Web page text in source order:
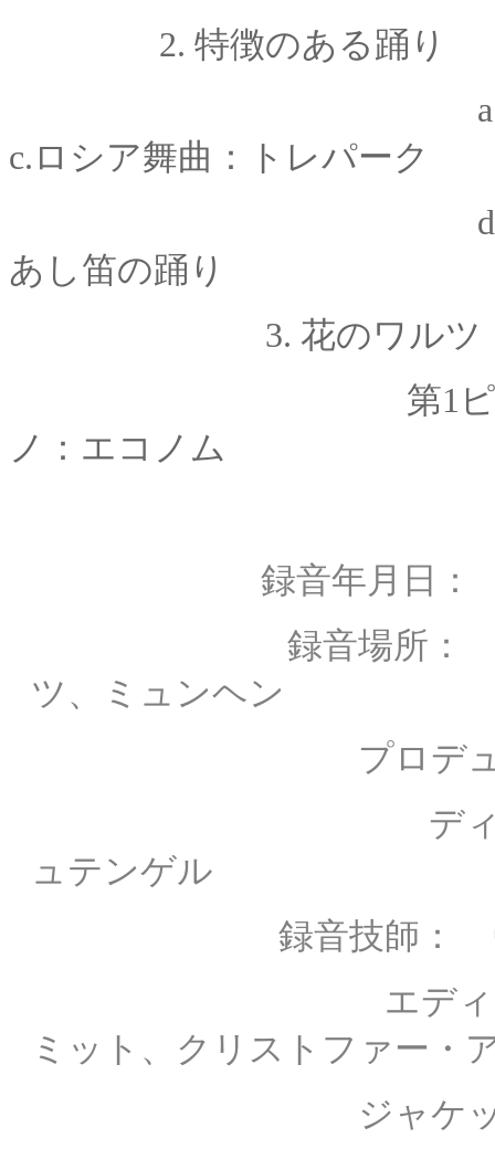
2. 特徴のある踊り
c.ロシア舞曲：トレパーク
d.アラビア
あし笛の踊り
3. 花のワルツ
第1
ノ：エコノム
録音年月日：
録音場所
ツ、ミュンヘン
プロデュー
ディレクター：
ュテンゲル
録音技師：
エディティング
ミット、クリストファー・
ジャケット撮